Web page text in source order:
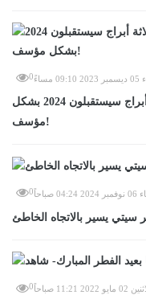
0
حظهم زفت ووضعهم هيكون صعب .. ثلاثة أبراج سيستقبلون 2024 بشكل
مؤسف!
صباحاً 0
يسير بالاتجاه الخاطئ
02 مايو 2022 11:21 صباحاً 0